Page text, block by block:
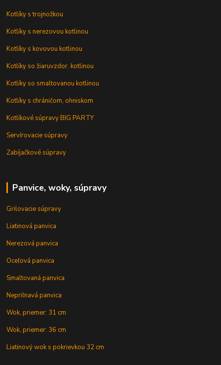
Kotlíky s trojnožkou
Kotlíky s nerezovou kotlinou
Kotlíky s kovovou kotlinou
Kotlíky so žiaruvzdor. kotlinou
Kotlíky so smaltovanou kotlinou
Kotlíky s chráničom, ohniskom
Kotlíkové súpravy BIG PARTY
Servírovacie súpravy
Zabíjačkové súpravy
Panvice, woky, súpravy
Grilovacie súpravy
Liatinová panvica
Nerezová panvica
Oceľová panvica
Smaltovaná panvica
Nepriľnavá panvica
Wok, priemer: 31 cm
Wok, priemer: 36 cm
Liatinový wok s pokrievkou 32 cm